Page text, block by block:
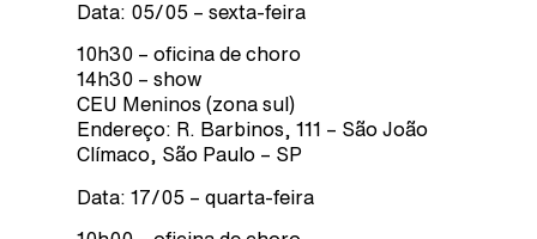
Data: 05/05 – sexta-feira
10h30 – oficina de choro
14h30 – show
CEU Meninos (zona sul)
Endereço: R. Barbinos, 111 – São João
Clímaco, São Paulo – SP
Data: 17/05 – quarta-feira